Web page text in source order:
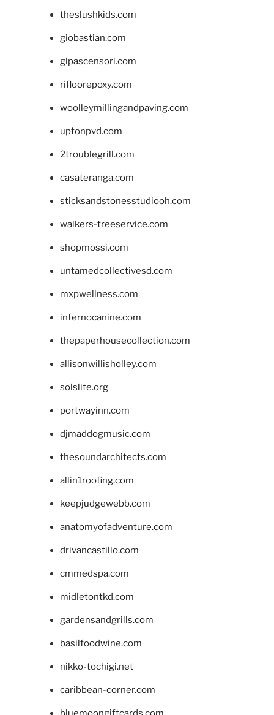
theslushkids.com
giobastian.com
glpascensori.com
rifloorepoxy.com
woolleymillingandpaving.com
uptonpvd.com
2troublegrill.com
casateranga.com
sticksandstonesstudiooh.com
walkers-treeservice.com
shopmossi.com
untamedcollectivesd.com
mxpwellness.com
infernocanine.com
thepaperhousecollection.com
allisonwillisholley.com
solslite.org
portwayinn.com
djmaddogmusic.com
thesoundarchitects.com
allin1roofing.com
keepjudgewebb.com
anatomyofadventure.com
drivancastillo.com
cmmedspa.com
midletontkd.com
gardensandgrills.com
basilfoodwine.com
nikko-tochigi.net
caribbean-corner.com